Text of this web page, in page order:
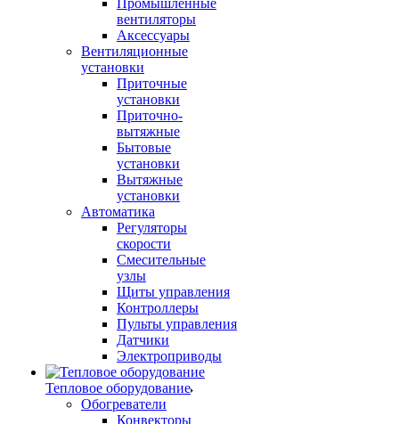
Промышленные
вентиляторы
Аксессуары
Вентиляционные
установки
Приточные
установки
Приточно-
вытяжные
Бытовые
установки
Вытяжные
установки
Автоматика
Регуляторы
скорости
Смесительные
узлы
Щиты управления
Контроллеры
Пульты управления
Датчики
Электроприводы
Тепловое оборудование
Обогреватели
Конвекторы